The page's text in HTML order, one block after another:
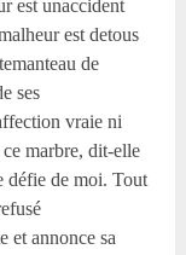
est unaccident
est detous
de
ses
vraie ni
marbre, dit-elle
défie de moi. Tout
et annonce sa